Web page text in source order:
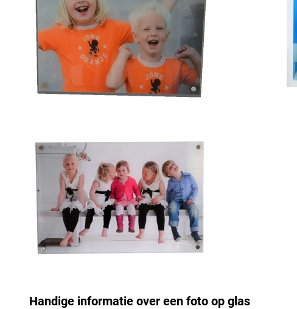
Handige informatie over een foto op glas